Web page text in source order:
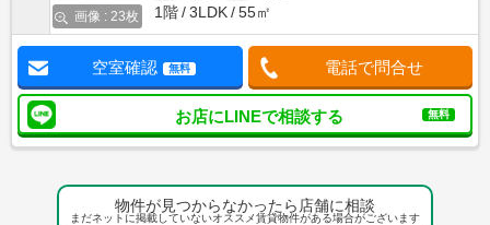
画像 : 23枚
1階
3LDK 55㎡
空室確認 無料 電話で問合せ
お店にLINEで相談する 無料
物件が見つからなかったら店舗に相談
まだネットに掲載していないオススメ賃貸物件がある場合がございます